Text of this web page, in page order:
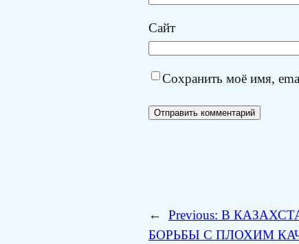
Сайт
Сохранить моё имя,
← Previous: В
БОРЬБЫ С ПЛОХИМ